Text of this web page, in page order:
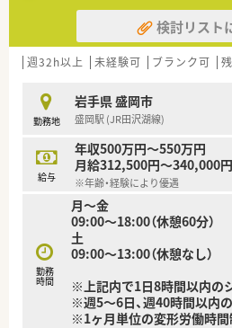
環境で経験を積みたい方にもオス
～～ 企業紹介 ～～
・盛岡市内を中心に店舗展開をして
・新卒から活躍されている薬剤師
代の方が在籍しています。
・無理な異動や転居を伴う異動が
が整っています！
～～ こんな方にオススメ ～～
☆経験を積んで知識やスキルをつ
☆在宅医療に携わりたい方
☆ライフイベントに応じて長く働
検討リスト
週32h以上 未経験可 ブランク可
勤務地
岩手県 盛岡市
盛岡駅 (JR田沢湖線)
給与
年収500万円～550万円
月給312,500円～340,000円
※年齢・経験により優遇
勤務
時間
月～金
09:00～18:00（休憩60分）
土
09:00～13:00（休憩なし）
※上記内で1日8時間以内の
※週5～6日、週40時間以内
※1ヶ月単位の変形労働時間